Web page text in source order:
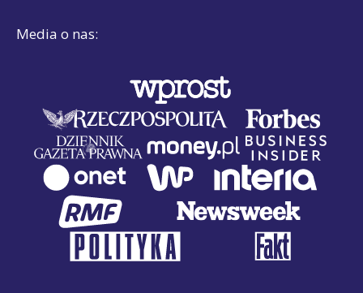
Media o nas: